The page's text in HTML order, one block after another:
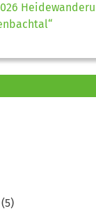
(5)